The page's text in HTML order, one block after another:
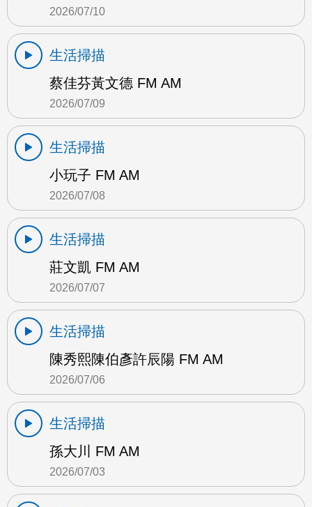
2026/07/10
生活掃描
蔡佳芬黃文德 FM AM
2026/07/09
生活掃描
小玩子 FM AM
2026/07/08
生活掃描
莊文凱 FM AM
2026/07/07
生活掃描
陳秀熙陳伯彥許辰陽 FM AM
2026/07/06
生活掃描
孫大川 FM AM
2026/07/03